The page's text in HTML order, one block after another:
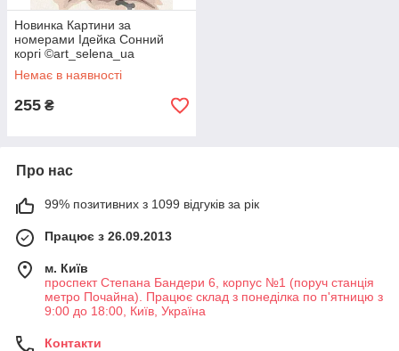
Новинка Картини за
номерами Ідейка Сонний
коргі ©art_selena_ua
(KHO6617) 30 х 40 см
Немає в наявності
255 ₴
Про нас
99% позитивних з 1099 відгуків за рік
Працює з 26.09.2013
м. Київ
проспект Степана Бандери 6, корпус №1 (поруч станція
метро Почайна). Працює склад з понеділка по п'ятницю з
9:00 до 18:00, Київ, Україна
Контакти